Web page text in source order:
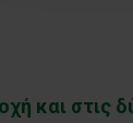
και στις